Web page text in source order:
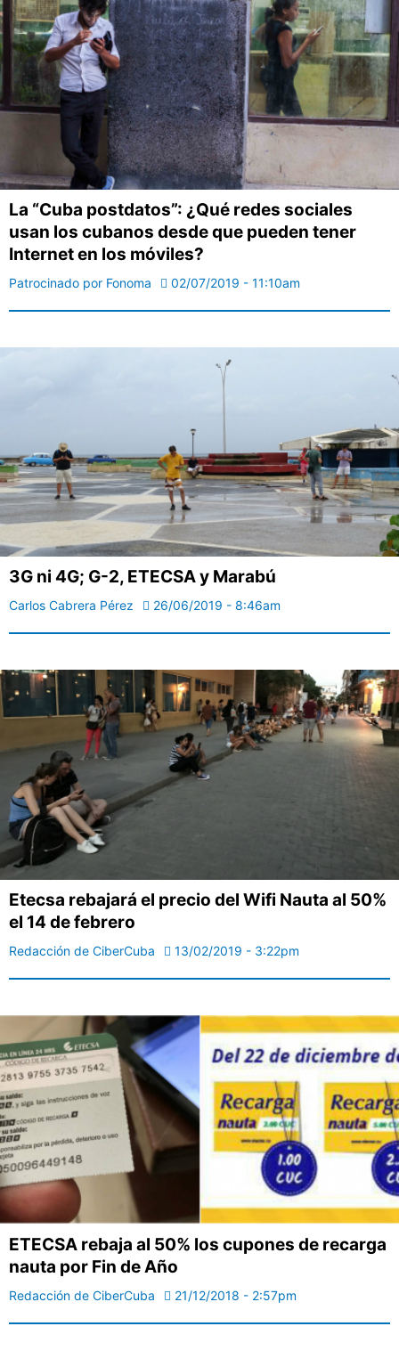
La “Cuba postdatos”: ¿Qué redes sociales
usan los cubanos desde que pueden tener
Internet en los móviles?
Patrocinado por Fonoma 02/07/2019 - 11:10am
3G ni 4G; G-2, ETECSA y Marabú
Carlos Cabrera Pérez 26/06/2019 - 8:46am
Etecsa rebajará el precio del Wifi Nauta al 50%
el 14 de febrero
Redacción de CiberCuba 13/02/2019 - 3:22pm
ETECSA rebaja al 50% los cupones de recarga
nauta por Fin de Año
Redacción de CiberCuba 21/12/2018 - 2:57pm